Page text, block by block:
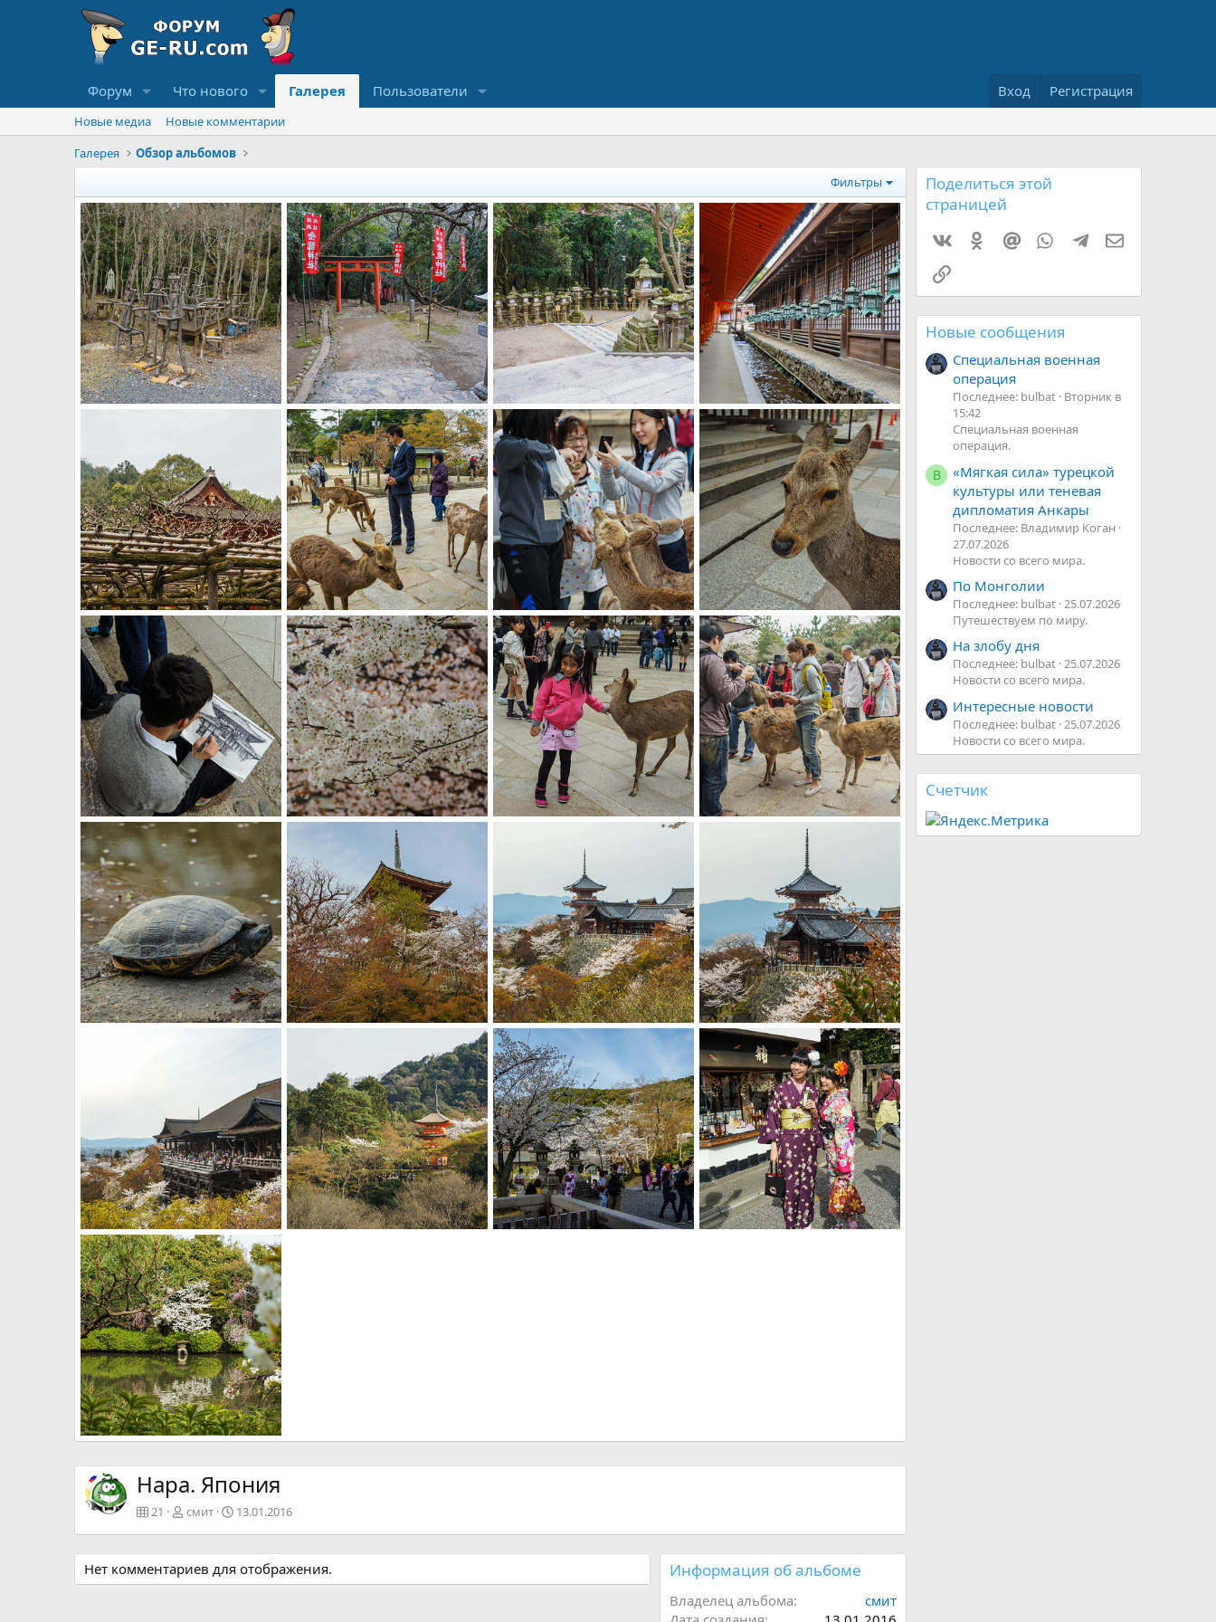
Форум Что нового Галерея Пользователи Вход Регистрация
Новые медиа
Новые комментарии
Галерея
Обзор альбомов
Фильтры
DSC08525 DSC08523
смит
13.01.2016
0
4
DSC08517
смит
13.01.2016
1
3
DSC08505
смит
13.01.2016
1
0
DSC08504
смит
13.01.2016
1
DSC08486
смит
13.01.2016
2
4
DSC08483
смит
13.01.2016
1
0
DSC08458
смит
13.01.2016
1
2
DSC08455
смит
13.01.2016
2
0
DSC08432
13.01.2016
DSC08407
13.01.2016
DSC08403 DSC08399
смит
13.01.2016
2
2
DSC08398
смит
13.01.2016
3
0
DSC08395
смит
13.01.2016
2
2
DSC08341
3
Нара. Япония
21 смит 13.01.2016
Нет комментариев для отображения. Информация об альбоме
Владелец альбома
смит
Поделиться этой
страницей
VkontakteOdnoklassniki
Mail.ru WhatsAppTelegramЭлектронная
Ссылка
Новые сообщения
Специальная военная
операция
Последнее: bulbat Вторник в
15:42
Специальная военная
операция.
В
«Мягкая сила» турецкой
культуры или теневая
дипломатия Анкары
Последнее: Владимир Коган
27.07.2026
Новости со всего мира.
По Монголии
Последнее: bulbat 25.07.2026
Путешествуем по миру.
На злобу дня
Последнее: bulbat 25.07.2026
Новости со всего мира.
Интересные новости
Последнее: bulbat 25.07.2026
Новости со всего мира.
Счетчик